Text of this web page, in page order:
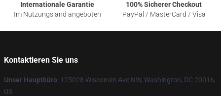
Internationale Garantie
Im Nutzungsland angeboten
100% Sicherer Checkout
PayPal / MasterCard / Visa
Kontaktieren Sie uns
Unser Hauptbüro: 125028 Wisconsin Ave NW, Washington, DC 20016,
US